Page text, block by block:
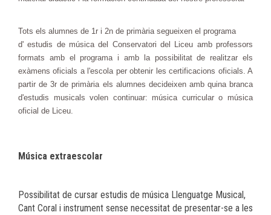
Tots els alumnes de 1r i 2n de primària segueixen el programa
d' estudis de música del Conservatori del Liceu amb professors
formats amb el programa i amb la possibilitat de realitzar els
exàmens oficials a l'escola per obtenir les certificacions oficials. A
partir de 3r de primària els alumnes decideixen amb quina branca
d'estudis musicals volen continuar: música curricular o música
oficial de Liceu.
Música extraescolar
Possibilitat de cursar estudis de música Llenguatge Musical,
Cant Coral i instrument sense necessitat de presentar-se a les